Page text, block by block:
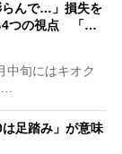
らんで…」損失を
4つの視点 「…
中旬にはキオク
…
は足踏み」が意味